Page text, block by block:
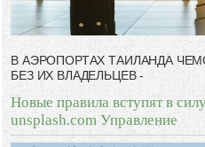
В АЭРОПОРТАХ ТАИЛАНДА
БЕЗ ИХ ВЛАДЕЛЬЦЕВ -
Новые правила вступят в
unsplash.com Управление